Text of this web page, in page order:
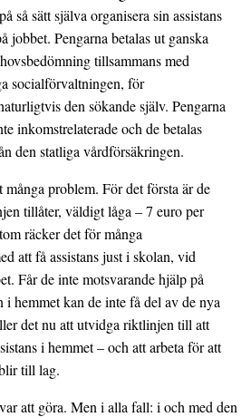
så sätt själva organisera sin assistans
jobbet. Pengarna betalas ut ganska
tillsammans med
socialförvaltningen, för
den sökande själv. Pengarna
inkomstrelaterade och de betalas
den statliga vårdförsäkringen.
problem. För det första är de
tillåter, väldigt låga – 7 euro per
räcker det för många
att få assistans just i skolan, vid
Får de inte motsvarande hjälp på
hemmet kan de inte få del av de nya
det nu att utvidga riktlinjen till att
i hemmet – och att arbeta för att
till lag.
att göra. Men i alla fall: i och med den